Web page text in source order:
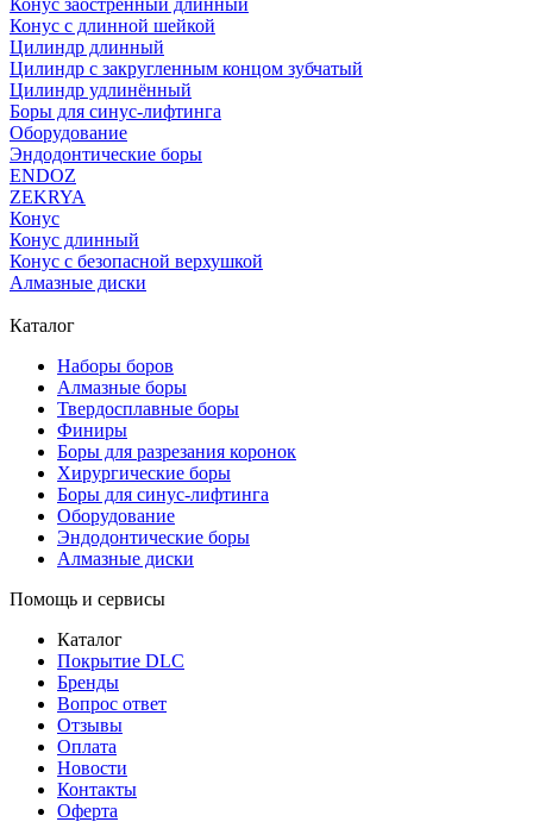
Конус с длинной шейкой
Цилиндр длинный
Цилиндр с закругленным концом зубчатый
Цилиндр удлинённый
Боры для синус-лифтинга
Оборудование
Эндодонтические боры
ENDOZ
ZEKRYA
Конус
Конус длинный
Конус с безопасной верхушкой
Алмазные диски
Каталог
Наборы боров
Алмазные боры
Твердосплавные боры
Финиры
Боры для разрезания коронок
Хирургические боры
Боры для синус-лифтинга
Оборудование
Эндодонтические боры
Алмазные диски
Помощь и сервисы
Каталог
Покрытие DLC
Бренды
Вопрос ответ
Отзывы
Оплата
Новости
Контакты
Оферта